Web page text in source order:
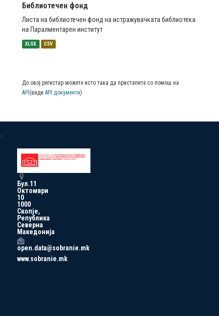
Библиотечен фонд
Листа на библиотечен фонд на истражувачката библиотека
на Паралментарен институт
XLSX CSV
До овој регистар можете исто така да пристапите со помош на
API (види API документи)
a
Бул.11
Октомври
10
1000
Скопје,
Република
Северна
Македонија
open.data@sobranie.mk
www.sobranie.mk